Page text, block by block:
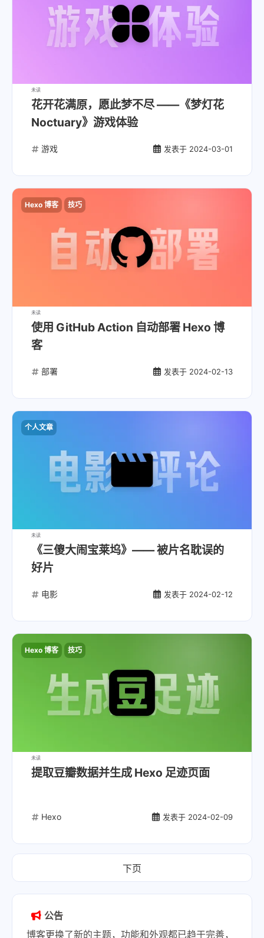
未读
花开花满原，愿此梦不尽 ——《梦灯花
Noctuary》游戏体验
发表于 2024-03-01
游戏
Hexo 博客 技巧
未读
使用 GitHub Action 自动部署 Hexo 博
客
发表于 2024-02-13
部署
个人文章
未读
《三傻大闹宝莱坞》—— 被片名耽误的
好片
发表于 2024-02-12
电影
Hexo 博客 技巧
未读
提取豆瓣数据并生成 Hexo 足迹页面
发表于 2024-02-09
Hexo
下页
公告
博客更换了新的主题，功能和外观都已趋于完善，